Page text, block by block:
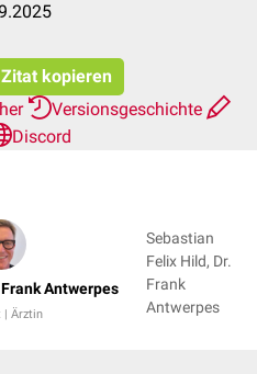
Zitat kopieren
Versionsgeschichte
Discord
Frank Antwerpes
| Ärztin
Sebastian
Felix Hild, Dr.
Frank
Antwerpes